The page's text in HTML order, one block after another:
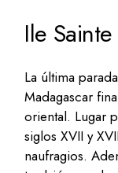
Ile
La última
Madagascar
oriental. Lugar
siglos XVII y
naufragios.